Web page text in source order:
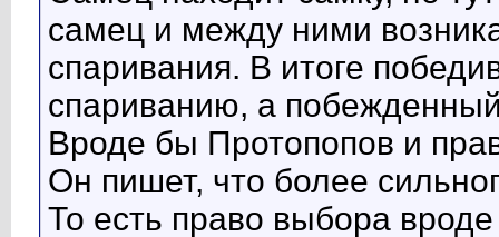
Иван Какая Вы коварная. Вам так... 29.09.2016,08:40
:eek: и вы, ярый борец за... 29.09.2016, 12:45
Да. Женщины бывают разные.... 29.09.2016,
Дополнительные ответы в под-темах
Сергей Есть такой фильм - "и на... 22.10.2016,20:17
Иван Это отличительная черта любой...29.09.2016,13:24
Иван Человека делает разумным не...29.09.2016,12:44
foxy
И правда, наверное,...
Возможно. Но мне не видно...29.09.2016,13:10
самец и между ними
спаривания. В итоге
спариванию, а
Вроде бы Протопопов и
Он пишет, что более
То есть право выбора